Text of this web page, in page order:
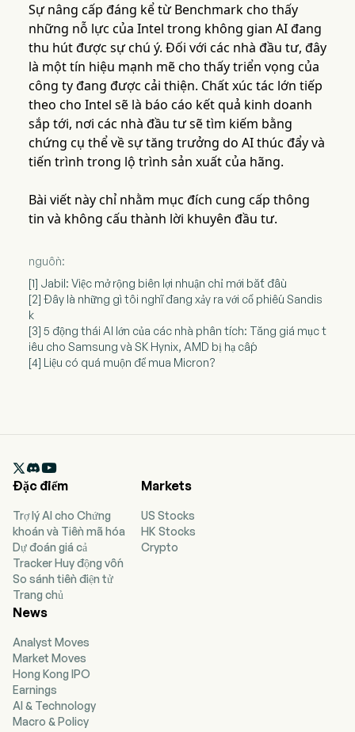
Sự nâng cấp đáng kể từ Benchmark cho thấy
những nỗ lực của Intel trong không gian AI đang
thu hút được sự chú ý. Đối với các nhà đầu tư, đây
là một tín hiệu mạnh mẽ cho thấy triển vọng của
công ty đang được cải thiện. Chất xúc tác lớn tiếp
theo cho Intel sẽ là báo cáo kết quả kinh doanh
sắp tới, nơi các nhà đầu tư sẽ tìm kiếm bằng
chứng cụ thể về sự tăng trưởng do AI thúc đẩy và
tiến trình trong lộ trình sản xuất của hãng.
Bài viết này chỉ nhằm mục đích cung cấp thông
tin và không cấu thành lời khuyên đầu tư.
nguồn:
[1] Jabil: Việc mở rộng biên lợi nhuận chỉ mới bắt đầu
[2] Đây là những gì tôi nghĩ đang xảy ra với cổ phiếu Sandis
k
[3] 5 động thái AI lớn của các nhà phân tích: Tăng giá mục t
iêu cho Samsung và SK Hynix, AMD bị hạ cấp
[4] Liệu có quá muộn để mua Micron?

Đặc điểm
Trợ lý AI cho Chứng
khoán và Tiền mã hóa
Dự đoán giá cả
Tracker Huy động vốn
So sánh tiền điện tử
Trang chủ
Markets
US Stocks
HK Stocks
Crypto
News
Analyst Moves
Market Moves
Hong Kong IPO
Earnings
AI & Technology
Macro & Policy